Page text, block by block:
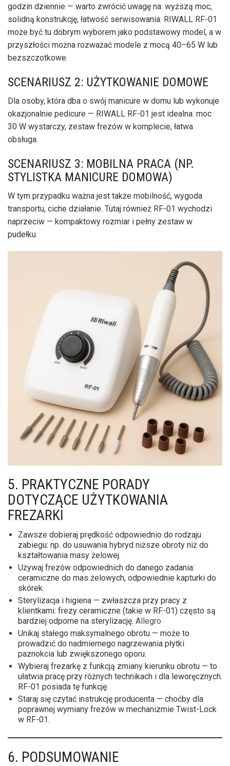
godzin dziennie — warto zwrócić uwagę na: wyższą moc,
solidną konstrukcję, łatwość serwisowania. RIWALL RF-01
może być tu dobrym wyborem jako podstawowy model, a w
przyszłości można rozważać modele z mocą 40–65 W lub
bezszczotkowe.
SCENARIUSZ 2: UŻYTKOWANIE DOMOWE
Dla osoby, która dba o swój manicure w domu lub wykonuje
okazjonalnie pedicure — RIWALL RF-01 jest idealna: moc
30 W wystarczy, zestaw frezów w komplecie, łatwa
obsługa.
SCENARIUSZ 3: MOBILNA PRACA (NP.
STYLISTKA MANICURE DOMOWA)
W tym przypadku ważna jest także mobilność, wygoda
transportu, ciche działanie. Tutaj również RF-01 wychodzi
naprzeciw — kompaktowy rozmiar i pełny zestaw w
pudełku.
5. PRAKTYCZNE PORADY
DOTYCZĄCE UŻYTKOWANIA
FREZARKI
Zawsze dobieraj prędkość odpowiednio do rodzaju
zabiegu: np. do usuwania hybryd niższe obroty niż do
kształtowania masy żelowej.
Używaj frezów odpowiednich do danego zadania:
ceramiczne do mas żelowych, odpowiednie kapturki do
skórek.
Sterylizacja i higiena — zwłaszcza przy pracy z
klientkami: frezy ceramiczne (takie w RF-01) często są
bardziej odporne na sterylizację. Allegro
Unikaj stałego maksymalnego obrotu — może to
prowadzić do nadmiernego nagrzewania płytki
paznokcia lub zwiększonego oporu.
Wybieraj frezarkę z funkcją zmiany kierunku obrotu — to
ułatwia pracę przy różnych technikach i dla leworęcznych.
RF-01 posiada tę funkcję.
Staraj się czytać instrukcję producenta — choćby dla
poprawnej wymiany frezów w mechanizmie Twist-Lock
w RF-01.
6. PODSUMOWANIE